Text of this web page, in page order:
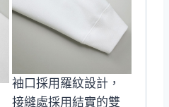
袖口採用羅紋設計，
接縫處採用結實的雙